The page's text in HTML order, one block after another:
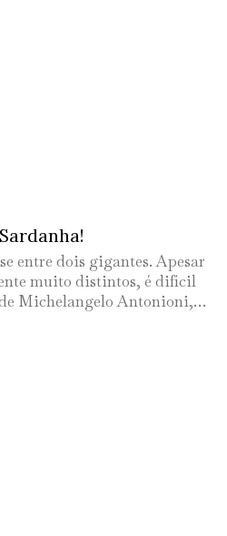
entre dois gigantes. Apesar
muito distintos, é difícil
Michelangelo Antonioni,…